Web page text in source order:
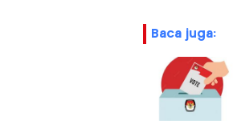
baca juga: